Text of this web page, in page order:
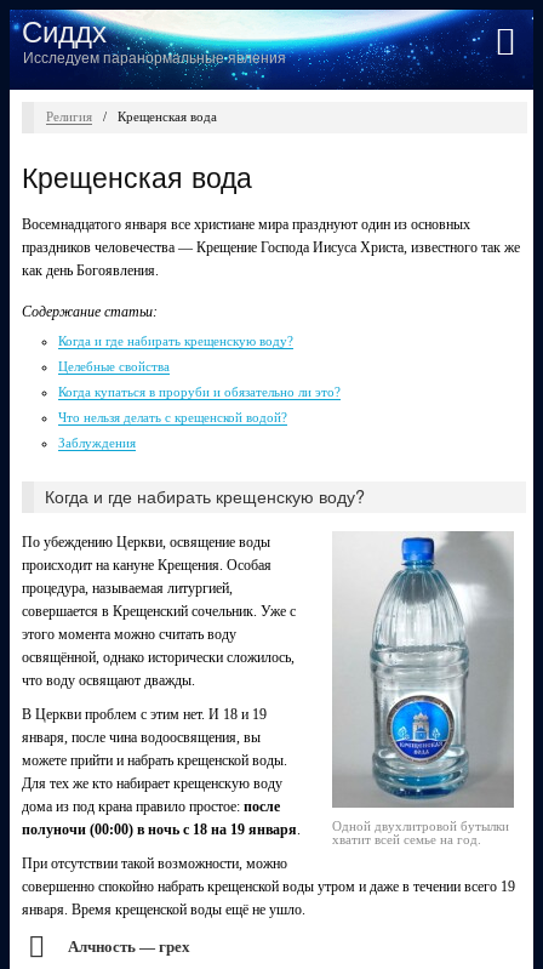
Сиддх
Исследуем паранормальные явления
Религия / Крещенская вода
Крещенская вода
Восемнадцатого января все христиане мира празднуют один из основных
праздников человечества — Крещение Господа Иисуса Христа, известного так же
как день Богоявления.
Содержание статьи:
Когда и где набирать крещенскую воду?
Целебные свойства
Когда купаться в проруби и обязательно ли это?
Что нельзя делать с крещенской водой?
Заблуждения
Когда и где набирать крещенскую воду?
Одной двухлитровой бутылки
хватит всей семье на год.
По убеждению Церкви, освящение воды
происходит на кануне Крещения. Особая
процедура, называемая литургией,
совершается в Крещенский сочельник. Уже с
этого момента можно считать воду
освящённой, однако исторически сложилось,
что воду освящают дважды.
В Церкви проблем с этим нет. И 18 и 19
января, после чина водоосвящения, вы
можете прийти и набрать крещенской воды.
Для тех же кто набирает крещенскую воду
дома из под крана правило простое: после
полуночи (00:00) в ночь с 18 на 19 января.
При отсутствии такой возможности, можно
совершенно спокойно набрать крещенской воды утром и даже в течении всего 19
января. Время крещенской воды ещё не ушло.
Алчность — грех